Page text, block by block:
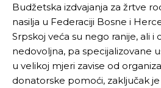
Budžetska izdvajanja za žrtve
nasilja u Federaciji Bosne i
Srpskoj veća su nego ranije, ali i
nedovoljna, pa specijalizovane
u velikoj mjeri zavise od
donatorske pomoći, zaključak je